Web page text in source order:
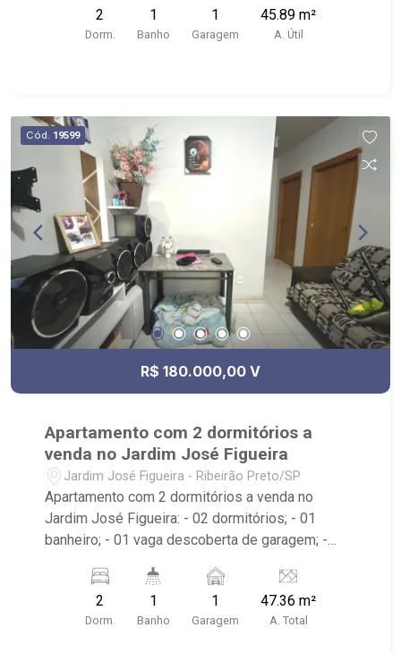
2
Dorm.
1
Banho
1
Garagem
45.89 m²
A. Útil
Cód. 19599
R$ 180.000,00 V
Apartamento com 2 dormitórios a
venda no Jardim José Figueira
Jardim José Figueira - Ribeirão Preto/SP
Apartamento com 2 dormitórios a venda no
Jardim José Figueira: - 02 dormitórios; - 01
banheiro; - 01 vaga descoberta de garagem; -
Armários no imóvel; - Área de Serviço planejada; -
Edifício com portaria remota, campo de futebol,
playground, área de churrasco e salão de festas;
2
Dorm.
1
Banho
1
Garagem
47.36 m²
A. Total